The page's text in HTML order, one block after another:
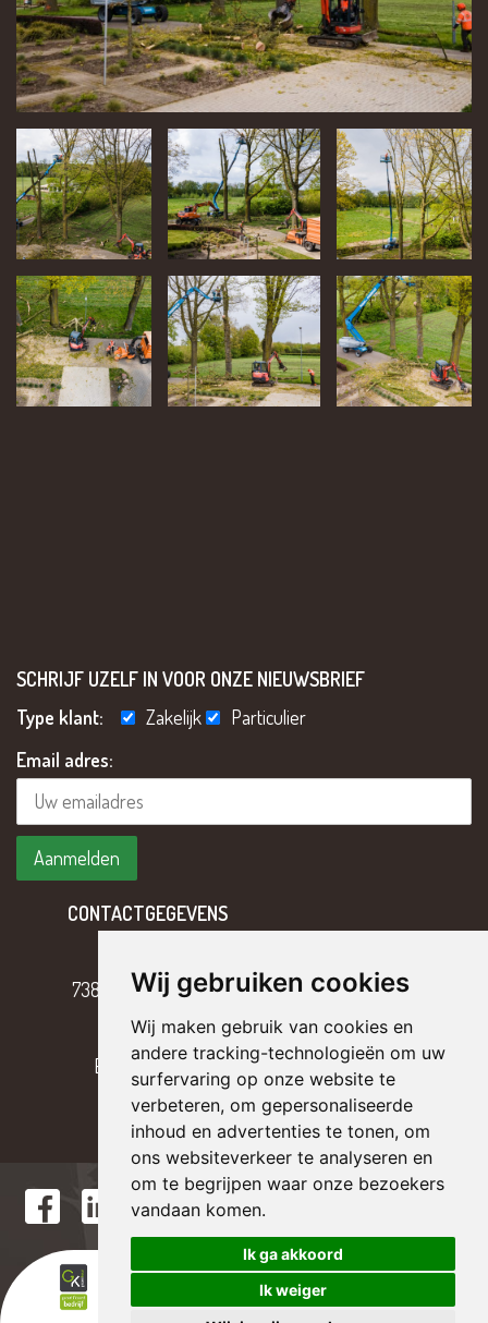
Wij gebruiken cookies
Wij maken gebruik van cookies en
andere tracking-technologieën om uw
surfervaring op onze website te
verbeteren, om gepersonaliseerde
inhoud en advertenties te tonen, om
ons websiteverkeer te analyseren en
om te begrijpen waar onze bezoekers
vandaan komen.
Ik ga akkoord
Ik weiger
SCHRIJF UZELF IN VOOR ONZE NIEUWSBRIEF
Type klant:
Zakelijk
Particulier
Email adres:
CONTACTGEGEVENS
7382 BH Klarenbeek
055 – 301 17 43
E
info@tterriele.nl